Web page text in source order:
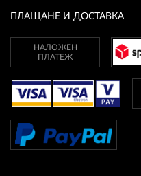
ПЛАЩАНЕ И ДОСТАВКА
НАЛОЖЕН
ПЛАТЕЖ